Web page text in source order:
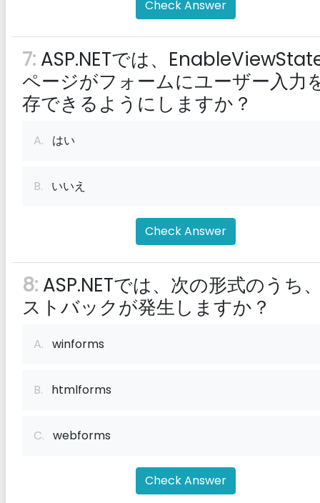
Check Answer
7: ASP.NETでは、
ページがフォームにユーザー入力
存できるようにしますか？
A. はい
B. いいえ
Check Answer
8: ASP.NETでは、次の形式のうち
ストバックが発生しますか？
A. winforms
B. htmlforms
C. webforms
Check Answer